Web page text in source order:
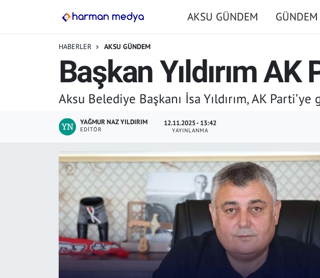
AKSU GÜNDEM GÜNDEM
HABERLER AKSU GÜNDEM
Başkan Yıldırım AK
Aksu Belediye Başkanı İsa Yıldırım, AK Parti’ye
YAĞMUR NAZ YILDIRIM
EDITÖR
12.11.2025 - 13:42
YAYINLANMA
AKSU GÜNDEM
EKONOMİ
İstanbul Hava Durumu
İstanbul Trafik Yoğunluk Haritası
Süper Lig Puan Durumu ve Fikstür
Son Dakika Haberleri
Haber Arşivi